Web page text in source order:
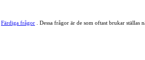
Färdiga frågor . Dessa frågor är de som oftast brukar